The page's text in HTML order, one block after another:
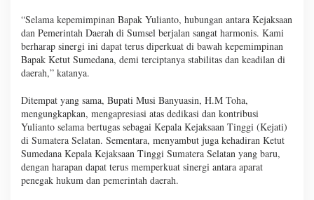
“Selama kepemimpinan Bapak Yulianto, hubungan antara Kejaksaan
dan Pemerintah Daerah di Sumsel berjalan sangat harmonis. Kami
berharap sinergi ini dapat terus diperkuat di bawah kepemimpinan
Bapak Ketut Sumedana, demi terciptanya stabilitas dan keadilan di
daerah,” katanya.
Ditempat yang sama, Bupati Musi Banyuasin, H.M Toha,
mengungkapkan, mengapresiasi atas dedikasi dan kontribusi
Yulianto selama bertugas sebagai Kepala Kejaksaan Tinggi (Kejati)
di Sumatera Selatan. Sementara, menyambut juga kehadiran Ketut
Sumedana Kepala Kejaksaan Tinggi Sumatera Selatan yang baru,
dengan harapan dapat terus memperkuat sinergi antara aparat
penegak hukum dan pemerintah daerah.